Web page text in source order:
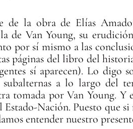
la obra de Elías
de Van Young, su
por sí mismo a las
páginas del libro del
sí aparecen). Lo digo
subalternas a lo largo del
tomada por Van Young.
Nación. Puesto que
entender nuestro